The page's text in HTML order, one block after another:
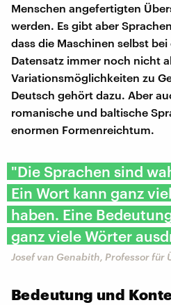
Menschen angefertigten
werden. Es gibt aber
dass die Maschinen selbst
Datensatz immer noch nicht
Variationsmöglichkeiten zu
Deutsch gehört dazu. Aber
romanische und baltische
enormen Formenreichtum.
"Die Sprachen sind
Ein Wort kann ganz
haben. Eine
ganz viele Wörter
Josef van Genabith, Professor für
Bedeutung und